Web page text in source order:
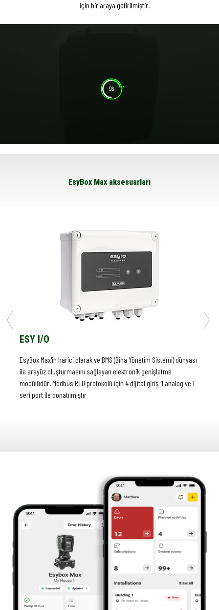
için bir araya getirilmiştir.
EsyBox Max aksesuarları
ESY I/O
EsyBox Max'in harici olarak ve BMS (Bina Yönetim Sistemi) dünyası
ile arayüz oluşturmasını sağlayan elektronik genişletme
modülüdür. Modbus RTU protokolü için 4 dijital giriş, 1 analog ve 1
seri port ile donatılmıştır
KONTROL PANELİ
Çoklu pompa gruplarına güç sağlamak için manyeto-termik
EsyBox Max Grup 2 veya 3'ün elektrik panosunu monte etmek için
parça